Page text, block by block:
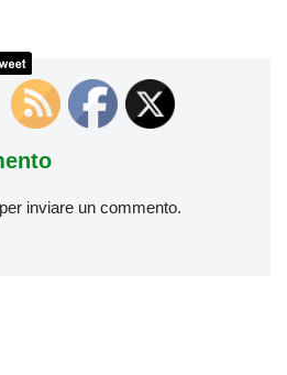
per inviare un commento.